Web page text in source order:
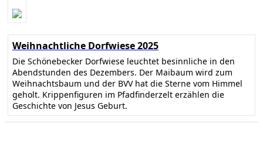
Weihnachtliche Dorfwiese 2025
Die Schönebecker Dorfwiese leuchtet besinnliche in den
Abendstunden des Dezembers. Der Maibaum wird zum
Weihnachtsbaum und der BVV hat die Sterne vom Himmel
geholt. Krippenfiguren im Pfadfinderzelt erzählen die
Geschichte von Jesus Geburt.